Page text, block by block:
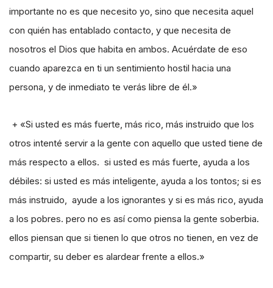
importante no es que necesito yo, sino que necesita aquel
con quién has entablado contacto, y que necesita de
nosotros el Dios que habita en ambos. Acuérdate de eso
cuando aparezca en ti un sentimiento hostil hacia una
persona, y de inmediato te verás libre de él.»
+ «Si usted es más fuerte, más rico, más instruido que los
otros intenté servir a la gente con aquello que usted tiene de
más respecto a ellos. si usted es más fuerte, ayuda a los
débiles: si usted es más inteligente, ayuda a los tontos; si es
más instruido, ayude a los ignorantes y si es más rico, ayuda
a los pobres. pero no es así como piensa la gente soberbia.
ellos piensan que si tienen lo que otros no tienen, en vez de
compartir, su deber es alardear frente a ellos.»